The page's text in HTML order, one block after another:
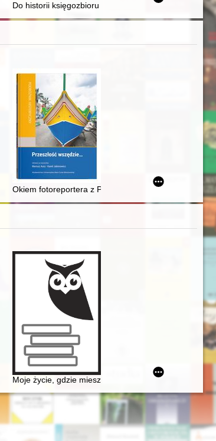
: Jewish involvement in Poland's aspirations for
muzealnictwa technicznego oraz ochrony i konserwacji
Do historii księgozbioru Ksawerego Kosseckiego
obrazach... Tradycje o cudownych
w latach 1946-1949
Piotrkowskiego
Okiem fotoreportera z Peerelu : ikonograficzne
osobowość, założenia twórcze
Moje życie, gdzie mieszka B[r]zowski?" - glosa do